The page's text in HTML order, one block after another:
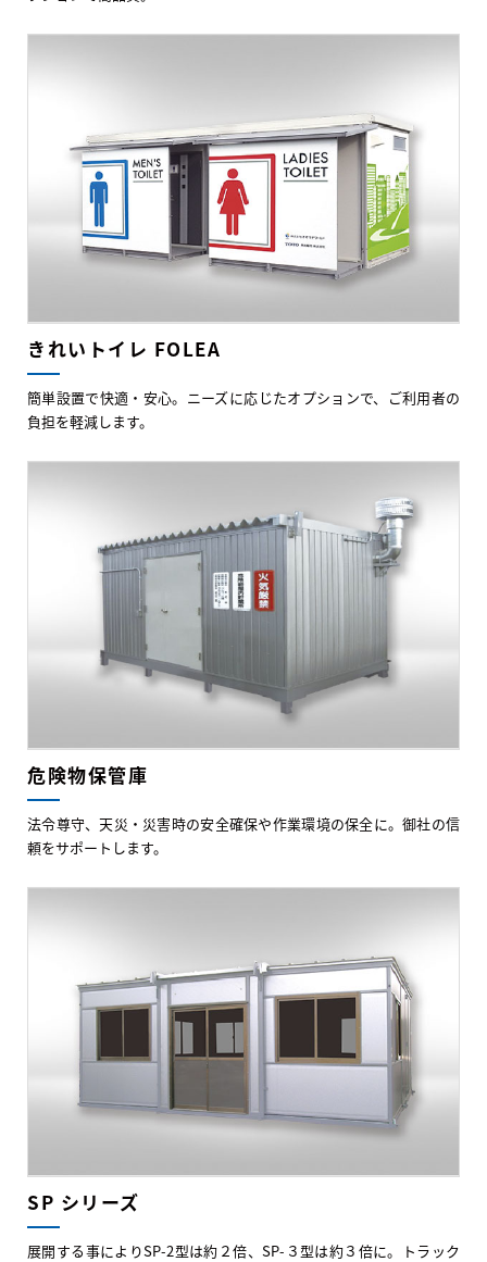
きれいトイレ FOLEA
簡単設置で快適・安心。ニーズに応じたオプションで、ご利用者の
負担を軽減します。
危険物保管庫
法令尊守、天災・災害時の安全確保や作業環境の保全に。御社の信
頼をサポートします。
SP シリーズ
展開する事によりSP-2型は約２倍、SP-３型は約３倍に。トラック